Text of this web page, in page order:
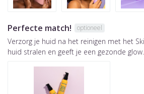
Perfecte match! optioneel
Verzorg je huid na het reinigen met het
huid stralen en geeft je een gezonde glow.